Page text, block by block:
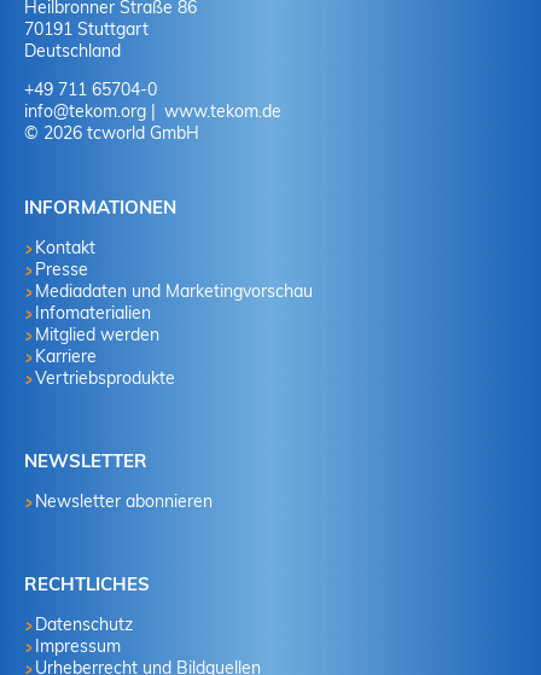
Heilbronner Straße 86
70191 Stuttgart
Deutschland
+49 711 65704-0
info@tekom.org
www.tekom.de
© 2026 tcworld GmbH
INFORMATIONEN
Kontakt
Presse
Mediadaten und Marketingvorschau
Infomaterialien
Mitglied werden
Karriere
Vertriebsprodukte
NEWSLETTER
Newsletter abonnieren
RECHTLICHES
Datenschutz
Impressum
Urheberrecht und Bildquellen